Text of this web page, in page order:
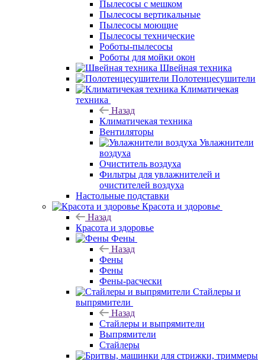
Пылесосы с мешком
Пылесосы вертикальные
Пылесосы моющие
Пылесосы технические
Роботы-пылесосы
Роботы для мойки окон
Швейная техника
Полотенцесушители
Климатичекая
техника
Назад
Климатичекая техника
Вентиляторы
Увлажнители
воздуха
Очиститель воздуха
Фильтры для увлажнителей и
очистителей воздуха
Настольные подставки
Красота и здоровье
Назад
Красота и здоровье
Фены
Назад
Фены
Фены
Фены-расчески
Стайлеры и
выпрямители
Назад
Стайлеры и выпрямители
Выпрямители
Стайлеры